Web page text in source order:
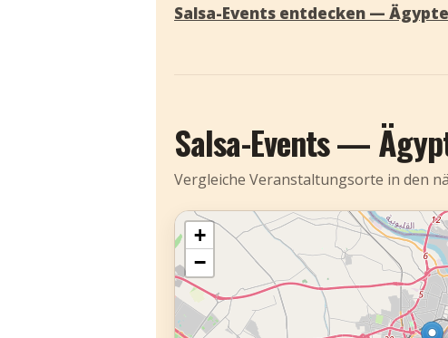
Salsa-Events entdecken —
Salsa-Events —
Vergleiche Veranstaltungsorte in den
+
−